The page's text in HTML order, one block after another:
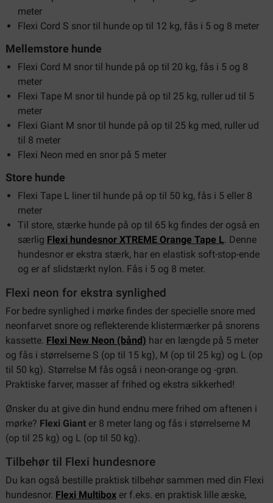
meter
Flexi Cord S snor til hunde op til 12 kg, fås i 5 og 8 meter
Mellemstore hunde
Flexi Cord M snor til hunde på op til 20 kg, fås i 5 og 8
meter
Flexi Tape M snor til hunde på op til 25 kg, ruller ud til 5
meter
Flexi Giant M snor til hunde på op til 25 kg med, ruller ud
til 8 meter
Flexi Neon med en snor på 5 meter
Store hunde
Flexi Tape L liner til hunde på op til 50 kg, fås i 5 eller 8
meter
Til store, stærke hunde på op til 65 kg findes der også en
særlig Flexi hundesnor XTREME Orange Tape L. Denne
hundesnor er ekstra stærk, har en elastisk soft-stop-ende
og er af slidstærkt nylon. Fås i 5 og 8 meter.
Flexi neon for ekstra synlighed
For bedre synlighed i mørke findes der specielle snore med
neonfarvet snore og reflekterende klistermærker på snorens
kassette. Flexi New Neon (bånd) har en længde på 5 meter
og fås i størrelserne S (op til 15 kg), M (op til 25 kg) og L (op
til 50 kg). Størrelse M fås også i neon-orange og -grøn.
Praktiske farver, masser af frihed og ekstra sikkerhed!
Ønsker du at give din hund endnu mere frihed om aftenen i
mørke? Flexi Giant er 8 meter lang og fås i størrelserne M
(op til 25 kg) og L (op til 50 kg).
Tilbehør til Flexi hundesnore
Du kan også bestille praktisk tilbehør sammen med din Flexi
hundesnor. Flexi Multibox er f.eks. en praktisk lille æske,